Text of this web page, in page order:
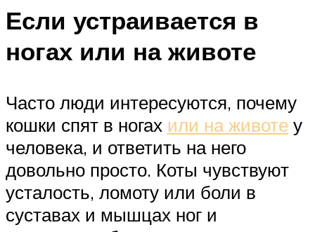
Если устраивается в
ногах или на животе
Часто люди интересуются, почему
кошки спят в ногах или на животе у
человека, и ответить на него
довольно просто. Коты чувствуют
усталость, ломоту или боли в
суставах и мышцах ног и